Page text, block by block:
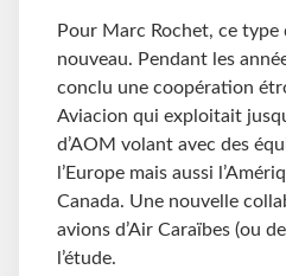
Pour Marc Rochet, ce type
nouveau. Pendant les
conclu une coopération
Aviacion qui exploitait
d’AOM volant avec des
l’Europe mais aussi
Canada. Une nouvelle
avions d’Air Caraïbes (ou
l’étude.